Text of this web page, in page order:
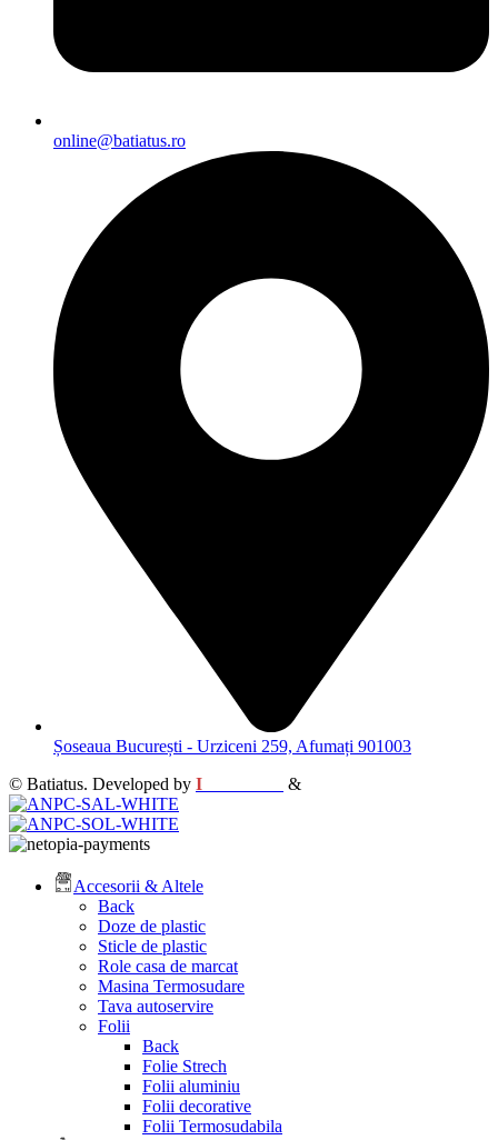
online@batiatus.ro
Șoseaua București - Urziceni 259, Afumați 901003
© Batiatus. Developed by I &
Accesorii & Altele
Back
Doze de plastic
Sticle de plastic
Role casa de marcat
Masina Termosudare
Tava autoservire
Folii
Back
Folie Strech
Folii aluminiu
Folii decorative
Folii Termosudabila